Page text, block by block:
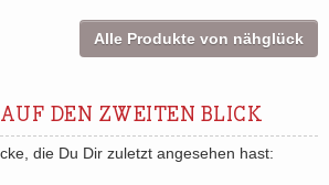
Alle Produkte von nähglück
DEN ZWEITEN BLICK
die Du Dir zuletzt angesehen hast: